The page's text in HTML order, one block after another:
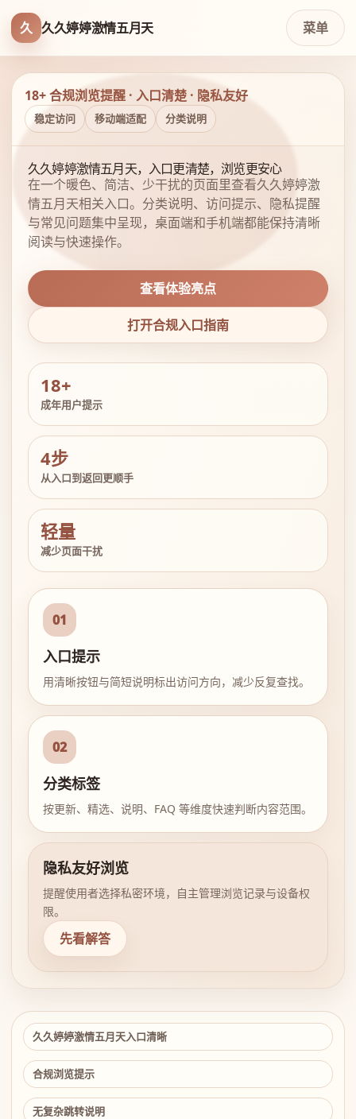
久 久久婷婷激情五月天 菜单
18+ 合规浏览提醒 · 入口清楚 · 隐私友好
稳定访问 移动端适配 分类说明
久久婷婷激情五月天，入口更清楚，浏览更安心
在一个暖色、简洁、少干扰的页面里查看久久婷婷激
情五月天相关入口。分类说明、访问提示、隐私提醒
与常见问题集中呈现，桌面端和手机端都能保持清晰
阅读与快速操作。
查看体验亮点
打开合规入口指南
18+
成年用户提示
4步
从入口到返回更顺手
轻量
减少页面干扰
01
入口提示
用清晰按钮与简短说明标出访问方向，减少反复查找。
02
分类标签
按更新、精选、说明、FAQ 等维度快速判断内容范围。
隐私友好浏览
提醒使用者选择私密环境，自主管理浏览记录与设备权
限。
先看解答
久久婷婷激情五月天入口清晰
合规浏览提示
无复杂跳转说明